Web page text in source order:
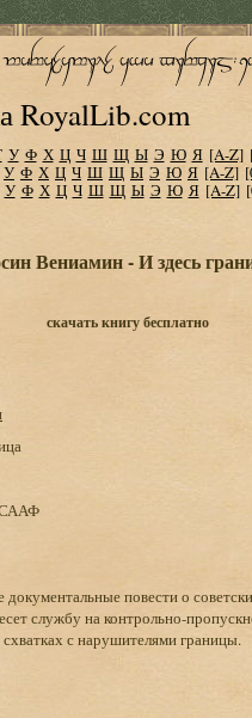
RoyalLib.com
У Ф Х Ц Ч Ш Щ Ы Э Ю Я [A-Z]
У Ф Х Ц Ч Ш Щ Ы Э Ю Я [A-Z]
У Ф Х Ц Ч Ш Щ Ы Э Ю Я [A-Z]
Вениамин - И здесь
скачать книгу бесплатно
документальные повести о
службу на контрольно-
с нарушителями границы.